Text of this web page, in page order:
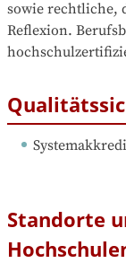
sowie rechtliche,
Reflexion.
Standorte